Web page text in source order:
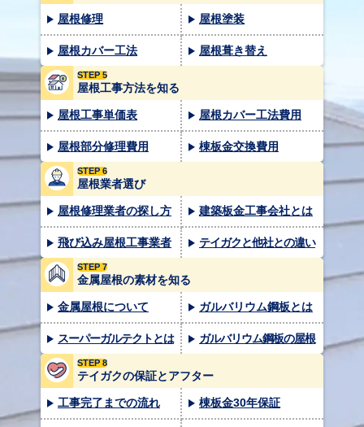
屋根修理 屋根塗装
屋根カバー工法 屋根葺き替え
STEP 5
屋根工事方法を知る
屋根工事単価表 屋根カバー工法費用
屋根部分修理費用 棟板金交換費用
STEP 6
屋根業者選び
屋根修理業者の探し方 建築板金工事会社とは
飛び込み屋根工事業者 テイガクと他社との違い
STEP 7
金属屋根の素材を知る
金属屋根について ガルバリウム鋼板とは
スーパーガルテクトとは ガルバリウム鋼板の屋根
STEP 8
テイガクの保証とアフター
工事完了までの流れ 棟板金30年保証